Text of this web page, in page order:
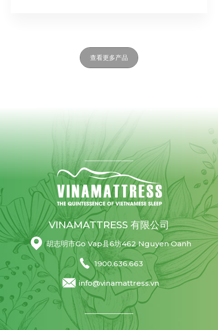
查看更多产品
VINAMATTRESS 有限公司
胡志明市Go Vap县6坊462 Nguyen Oanh
1900.636.663
info@vinamattress.vn